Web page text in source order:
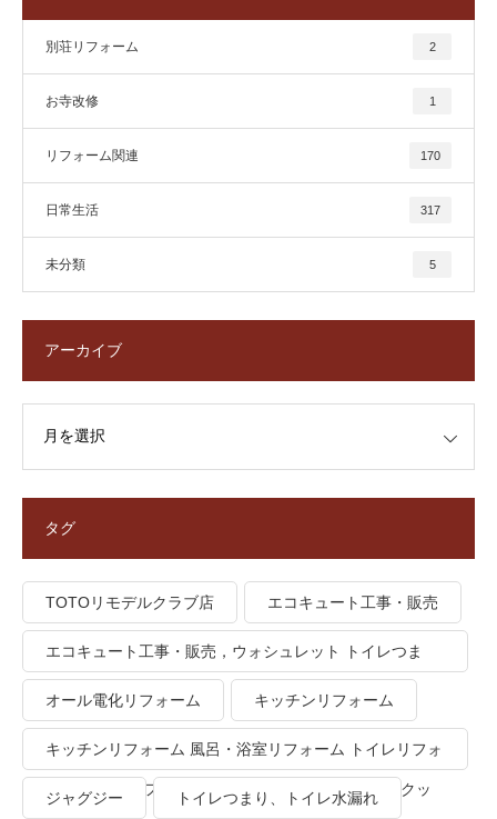
別荘リフォーム 2
お寺改修 1
リフォーム関連 170
日常生活 317
未分類 5
アーカイブ
タグ
TOTOリモデルクラブ店 エコキュート工事・販売
エコキュート工事・販売，ウォシュレット トイレつま
り、トイレ水漏れ
オール電化リフォーム キッチンリフォーム
キッチンリフォーム 風呂・浴室リフォーム トイレリフォ
ーム 洗面所リフォーム オール電化リフォーム ＩＨクッ
ジャグジー トイレつまり、トイレ水漏れ